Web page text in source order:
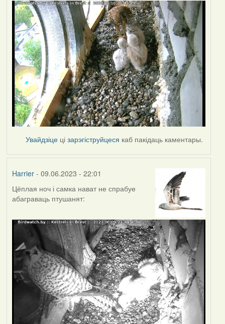
Увайдзіце цізарэгіструйцеся каб пакідаць каментары.
Harrier- 09.06.2023 - 22:01
Цёплая ноч і самка нават не спрабуе
абаграваць птушанят: